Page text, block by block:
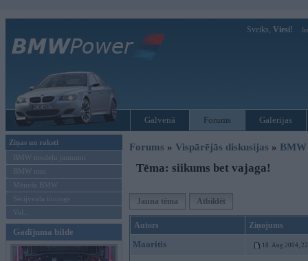
Sveiks, Viesi!
Galvenā Forums Galerijas
Ziņas un raksti
BMW modeļu jaunumi
BMW testi
Mēneša BMW
Sērijveida tūnings
Vel...
Gadījuma bilde
Forums » Vispārējās diskusijas » BMW
Tēma: siikums bet vajaga!
Jauna tēma Atbildēt
Autors Ziņojums
Maaritis 18. Aug 2004,